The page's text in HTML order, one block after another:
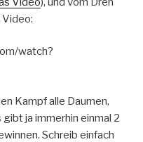
watch?
Kampf alle Daumen,
ja immerhin einmal 2
Schreib einfach